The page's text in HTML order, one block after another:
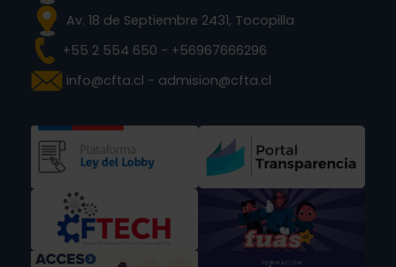
Av. 18 de Septiembre 2431, Tocopilla
+55 2 554 650 - +56967666296
info@cfta.cl - admision@cfta.cl